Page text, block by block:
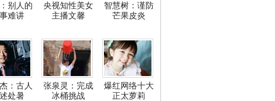
别人的
难讲
央视知性美女
主播文馨
智慧树：谨防
芒果皮炎
：古人
处暑
张泉灵：完成
冰桶挑战
爆红网络十大
正太萝莉